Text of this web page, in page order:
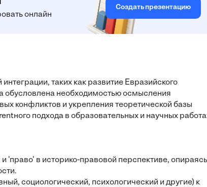
онлайн
Создать презентацию
таких как развитие Евразийского
обусловлена необходимостью осмысления
конфликтов и укрепления теоретической базы
подхода в образовательных и научных
'право' в историко-правовой перспективе, опираясь
социологический, психологический и другие) к